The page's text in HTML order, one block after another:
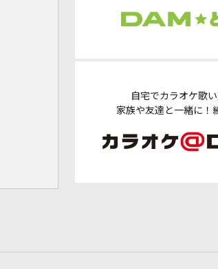
自宅でカラオケ歌い
家族や友達と一緒に！